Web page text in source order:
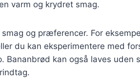
varm og krydret smag.
og præferencer. For
du kan eksperimentere med
Bananbrød kan også laves uden